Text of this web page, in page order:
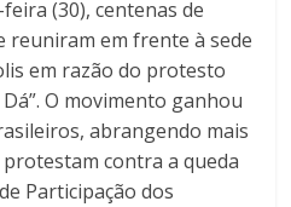
(30), centenas de
reuniram em frente à sede
em razão do protesto
O movimento ganhou
abrangendo mais
contra a queda
Participação dos